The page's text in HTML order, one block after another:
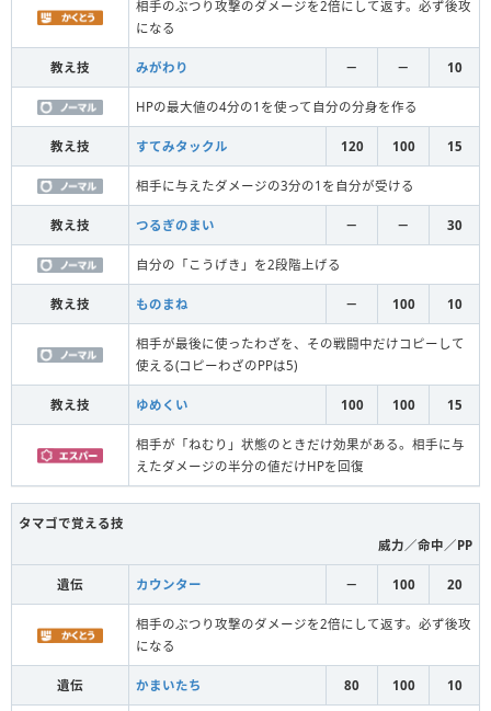
相手のぶつり攻撃のダメージを2倍にして返す。必ず後攻
になる
教え技 みがわり － － 10
HPの最大値の4分の1を使って自分の分身を作る
教え技 すてみタックル 120 100 15
相手に与えたダメージの3分の1を自分が受ける
教え技 つるぎのまい － － 30
自分の「こうげき」を2段階上げる
教え技 ものまね － 100 10
相手が最後に使ったわざを、その戦闘中だけコピーして
使える(コピーわざのPPは5)
教え技 ゆめくい 100 100 15
相手が「ねむり」状態のときだけ効果がある。相手に与
えたダメージの半分の値だけHPを回復
タマゴで覚える技
威力／命中／PP
遺伝 カウンター － 100 20
相手のぶつり攻撃のダメージを2倍にして返す。必ず後攻
になる
遺伝 かまいたち 80 100 10